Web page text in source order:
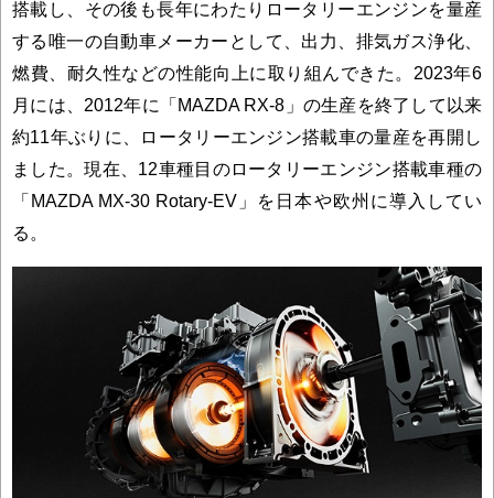
搭載し、その後も長年にわたりロータリーエンジンを量産
する唯一の自動車メーカーとして、出力、排気ガス浄化、
燃費、耐久性などの性能向上に取り組んできた。2023年6
月には、2012年に「MAZDA RX-8」の生産を終了して以来
約11年ぶりに、ロータリーエンジン搭載車の量産を再開し
ました。現在、12車種目のロータリーエンジン搭載車種の
「MAZDA MX-30 Rotary-EV」を日本や欧州に導入してい
る。